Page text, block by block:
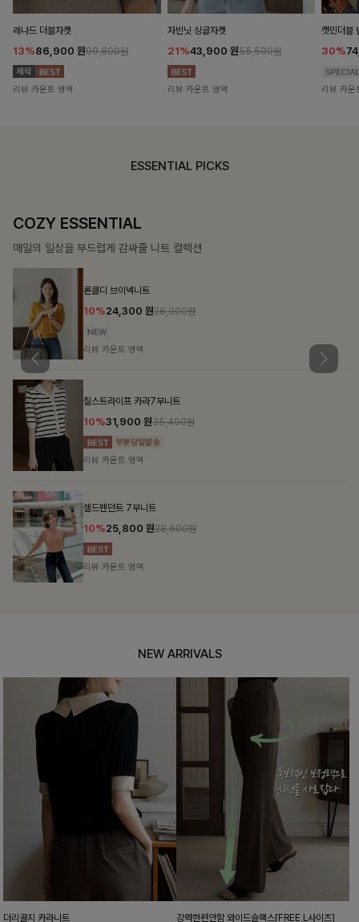
래나드 더블자켓
13%86,900 원99,800원
리뷰 카운트 영역
자빈닛 싱글자켓
21%43,900 원55,500원
리뷰 카운트 영역
캣민더블
30%
리뷰 카운
ESSENTIAL PICKS
COZY ESSENTIAL
매일의 일상을 부드럽게 감싸줄 니트 컬렉션
론클디 브이넥니트
10%24,300 원26,900원
리뷰 카운트 영역
칠스트라이프 카라7부니트
10%31,900 원35,400원
리뷰 카운트 영역
셀드펜던트 7부니트
10%25,800 원28,600원
리뷰 카운트 영역
NEW ARRIVALS
더리골지 카라니트 강력한편안함 와이드슬랙스[FREE,L사이즈]